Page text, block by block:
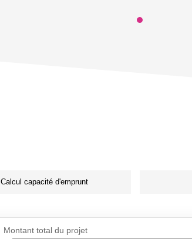
Calcul capacité d'emprunt